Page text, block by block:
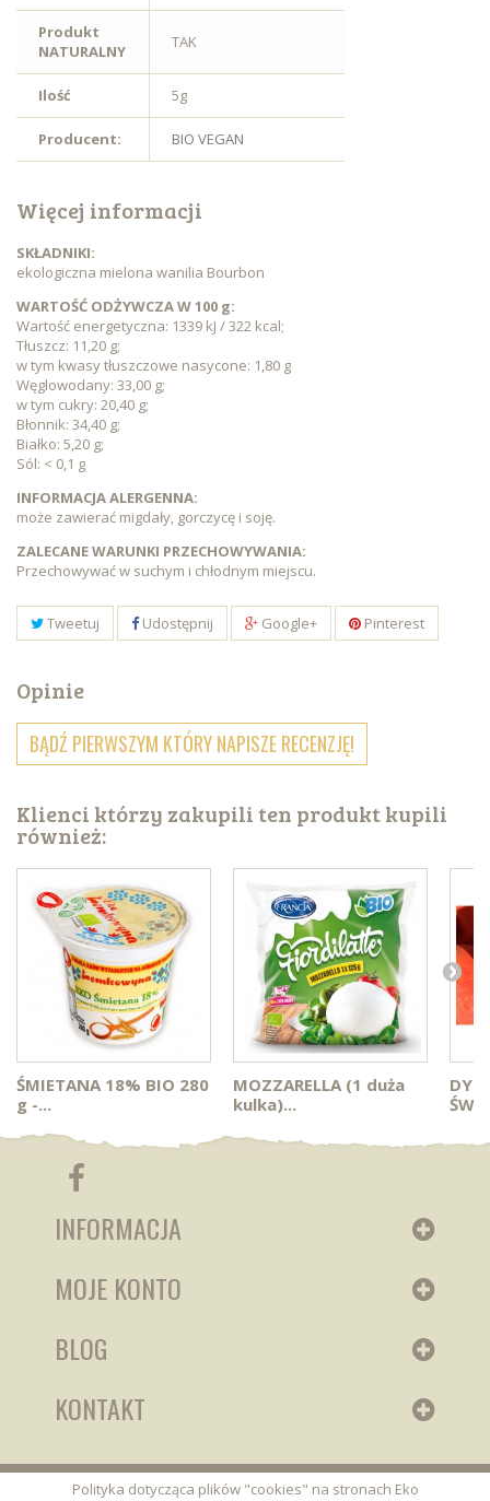
Produkt
NATURALNY
TAK
Ilość 5g
Producent: BIO VEGAN
Więcej informacji
SKŁADNIKI:
ekologiczna mielona wanilia Bourbon
WARTOŚĆ ODŻYWCZA W 100 g:
Wartość energetyczna: 1339 kJ / 322 kcal;
Tłuszcz: 11,20 g;
w tym kwasy tłuszczowe nasycone: 1,80 g
Węglowodany: 33,00 g;
w tym cukry: 20,40 g;
Błonnik: 34,40 g;
Białko: 5,20 g;
Sól: < 0,1 g
INFORMACJA ALERGENNA:
może zawierać migdały, gorczycę i soję.
ZALECANE WARUNKI PRZECHOWYWANIA:
Przechowywać w suchym i chłodnym miejscu.
Tweetuj Udostępnij Google+ Pinterest
Opinie
BĄDŹ PIERWSZYM KTÓRY NAPISZE RECENZJĘ!
Klienci którzy zakupili ten produkt kupili
również:
ŚMIETANA 18% BIO 280
g -...
MOZZARELLA (1 duża
kulka)...
INFORMACJA
Polityka dotycząca plików "cookies" na stronach Eko
MOJE KONTO
BLOG
KONTAKT